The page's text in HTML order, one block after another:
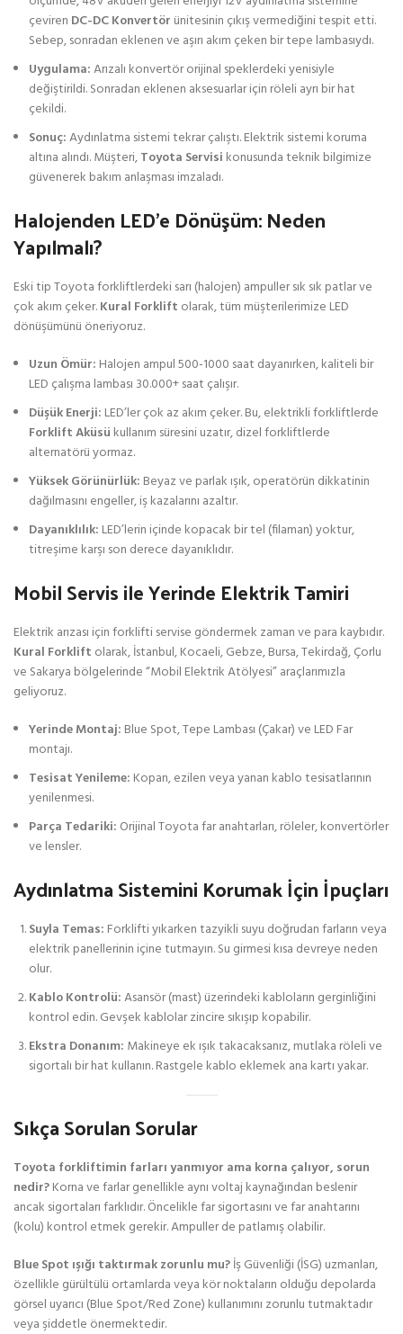
çeviren DC-DC Konvertör ünitesinin çıkış vermediğini tespit etti.
Sebep, sonradan eklenen ve aşırı akım çeken bir tepe lambasıydı.
Uygulama:Arızalı konvertör orijinal speklerdeki yenisiyle
değiştirildi. Sonradan eklenen aksesuarlar için röleli ayrı bir hat
çekildi.
Sonuç:Aydınlatma sistemi tekrar çalıştı. Elektrik sistemi koruma
altına alındı. Müşteri,Toyota Servisi konusunda teknik bilgimize
güvenerek bakım anlaşması imzaladı.
Halojenden LED’e Dönüşüm: Neden
Yapılmalı?
Eski tip Toyota forkliftlerdeki sarı (halojen) ampuller sık sık patlar ve
çok akım çeker.Kural Forklift olarak, tüm müşterilerimize LED
dönüşümünü öneriyoruz.
Uzun Ömür: Halojen ampul 500-1000 saat dayanırken, kaliteli bir
LED çalışma lambası 30.000+ saat çalışır.
Düşük Enerji: LED’ler çok az akım çeker. Bu, elektrikli forkliftlerde
Forklift Aküsü kullanım süresini uzatır, dizel forkliftlerde
alternatörü yormaz.
Yüksek Görünürlük: Beyaz ve parlak ışık, operatörün dikkatinin
dağılmasını engeller, iş kazalarını azaltır.
Dayanıklılık: LED’lerin içinde kopacak bir tel (filaman) yoktur,
titreşime karşı son derece dayanıklıdır.
Mobil Servis ile Yerinde Elektrik Tamiri
Elektrik arızası için forklifti servise göndermek zaman ve para kaybıdır.
Kural Forklift olarak, İstanbul, Kocaeli, Gebze, Bursa, Tekirdağ, Çorlu
ve Sakarya bölgelerinde “Mobil Elektrik Atölyesi” araçlarımızla
geliyoruz.
Yerinde Montaj: Blue Spot, Tepe Lambası (Çakar) ve LED Far
montajı.
Tesisat Yenileme: Kopan, ezilen veya yanan kablo tesisatlarının
yenilenmesi.
Parça Tedariki: Orijinal Toyota far anahtarları, röleler, konvertörler
ve lensler.
Aydınlatma Sistemini Korumak İçin İpuçları
Suyla Temas: Forklifti yıkarken tazyikli suyu doğrudan farların veya
elektrik panellerinin içine tutmayın. Su girmesi kısa devreye neden
olur.
Kablo Kontrolü:Asansör (mast) üzerindeki kabloların gerginliğini
kontrol edin. Gevşek kablolar zincire sıkışıp kopabilir.
Ekstra Donanım: Makineye ek ışık takacaksanız, mutlaka röleli ve
sigortalı bir hat kullanın. Rastgele kablo eklemek ana kartı yakar.
Sıkça Sorulan Sorular
Toyota forkliftimin farları yanmıyor ama korna çalıyor, sorun
nedir?Korna ve farlar genellikle aynı voltaj kaynağından beslenir
ancak sigortaları farklıdır. Öncelikle far sigortasını ve far anahtarını
(kolu) kontrol etmek gerekir. Ampuller de patlamış olabilir.
Blue Spot ışığı taktırmak zorunlu mu?İş Güvenliği (İSG) uzmanları,
özellikle gürültülü ortamlarda veya kör noktaların olduğu depolarda
görsel uyarıcı (Blue Spot/Red Zone) kullanımını zorunlu tutmaktadır
veya şiddetle önermektedir.